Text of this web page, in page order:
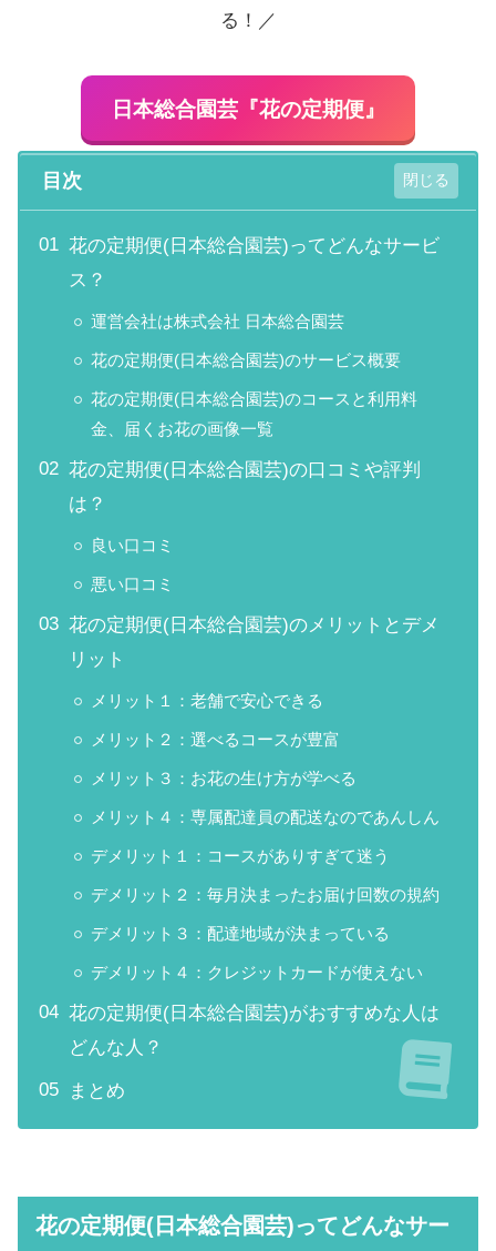
る！／
日本総合園芸『花の定期便』
目次
花の定期便(日本総合園芸)ってどんなサービ
ス？
運営会社は株式会社 日本総合園芸
花の定期便(日本総合園芸)のサービス概要
花の定期便(日本総合園芸)のコースと利用料
金、届くお花の画像一覧
花の定期便(日本総合園芸)の口コミや評判
は？
良い口コミ
悪い口コミ
花の定期便(日本総合園芸)のメリットとデメ
リット
メリット１：老舗で安心できる
メリット２：選べるコースが豊富
メリット３：お花の生け方が学べる
メリット４：専属配達員の配送なのであんしん
デメリット１：コースがありすぎて迷う
デメリット２：毎月決まったお届け回数の規約
デメリット３：配達地域が決まっている
デメリット４：クレジットカードが使えない
花の定期便(日本総合園芸)がおすすめな人は
どんな人？
まとめ
花の定期便(日本総合園芸)ってどんなサー